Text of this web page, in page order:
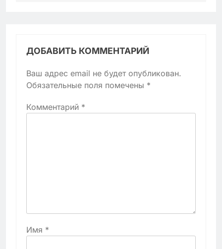
ДОБАВИТЬ КОММЕНТАРИЙ
Ваш адрес email не будет опубликован.
Обязательные поля помечены *
Комментарий *
Имя *